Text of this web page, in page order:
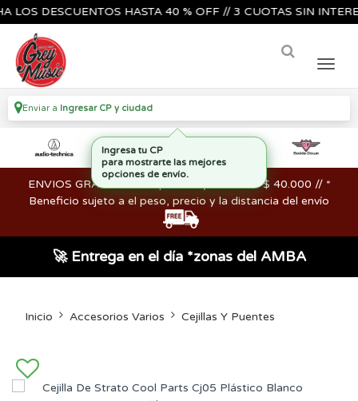
DESCUENTOS HASTA 40 % OFF // 3 CUOTAS SIN
Enviar a Ingresar CP y ciudad
ENVIOS GRATIS en compras mayores a los $ 40.000 // *
Beneficio sujeto a el peso, precio y la distancia del envío
🚀 Entrega en el día *zonas del AMBA
Inicio Accesorios Varios Cejillas Y Puentes